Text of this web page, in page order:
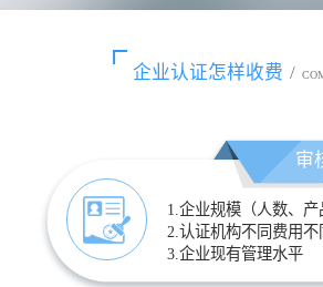
企业认证怎样收费 /
审
1.企业规模（人数、产
2.认证机构不同费用不
3.企业现有管理水平